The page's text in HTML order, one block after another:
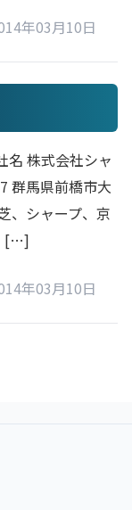
年03月10日
名 株式会社シャ
群馬県前橋市大
、シャープ、京
[…]
年03月10日